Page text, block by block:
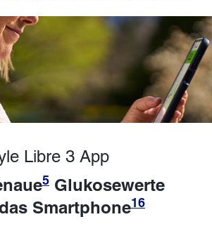
Libre 3 App
5 Glukosewerte
Smartphone16